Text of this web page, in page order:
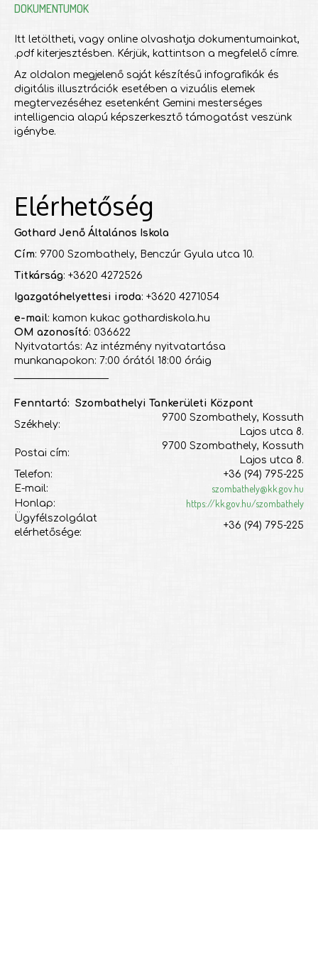
DOKUMENTUMOK
Itt letöltheti, vagy online olvashatja dokumentumainkat,
.pdf kiterjesztésben. Kérjük, kattintson a megfelelő címre.
Az oldalon megjelenő saját készítésű infografikák és
digitális illusztrációk esetében a vizuális elemek
megtervezéséhez esetenként Gemini mesterséges
intelligencia alapú képszerkesztő támogatást veszünk
igénybe.
Elérhetőség
Gothard Jenő Általános Iskola
Cím: 9700 Szombathely, Benczúr Gyula utca 10.
Titkárság: +3620 4272526
Igazgatóhelyettesi iroda: +3620 4271054
e-mail: kamon kukac gothardiskola.hu
OM azonosító: 036622
Nyitvatartás: Az intézmény nyitvatartása
munkanapokon: 7:00 órától 18:00 óráig
Fenntartó: Szombathelyi Tankerületi Központ
Székhely:
9700 Szombathely, Kossuth
Lajos utca 8.
Postai cím:
9700 Szombathely, Kossuth
Lajos utca 8.
Telefon:
+36 (94) 795-225
E-mail:
szombathely@kk.gov.hu
Honlap: https://kk.gov.hu/szombathely
Ügyfélszolgálat
elérhetősége:
+36 (94) 795-225